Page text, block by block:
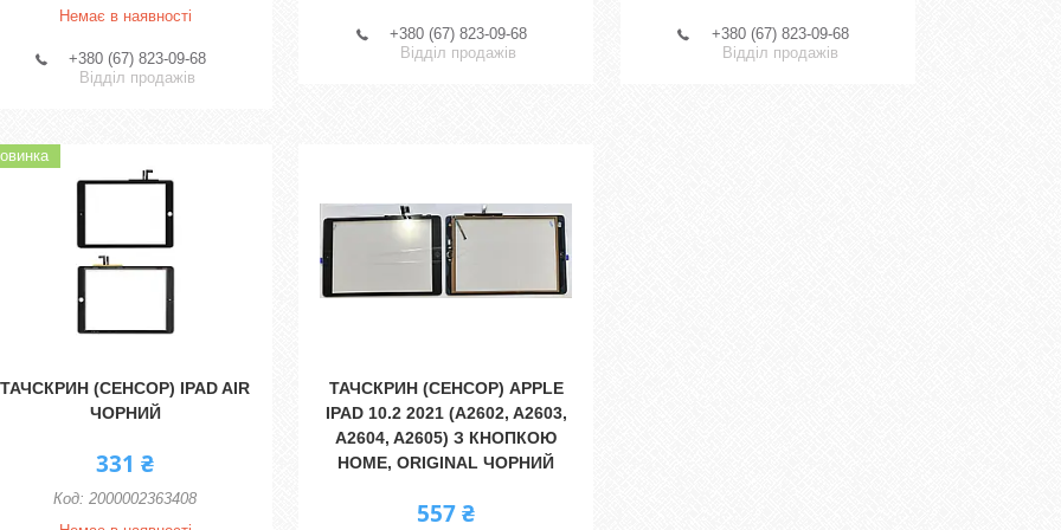
Немає в наявності
+380 (67) 823-09-68
Відділ продажів
+380 (67) 823-09-68
Відділ продажів
+380 (67) 823-09-68
Відділ продажів
ТАЧСКРИН (СЕНСОР) IPAD AIR
ЧОРНИЙ
331 ₴
2000002363408
ТАЧСКРИН (СЕНСОР) APPLE
IPAD 10.2 2021 (A2602, A2603,
A2604, A2605) З КНОПКОЮ
HOME, ORIGINAL ЧОРНИЙ
557 ₴